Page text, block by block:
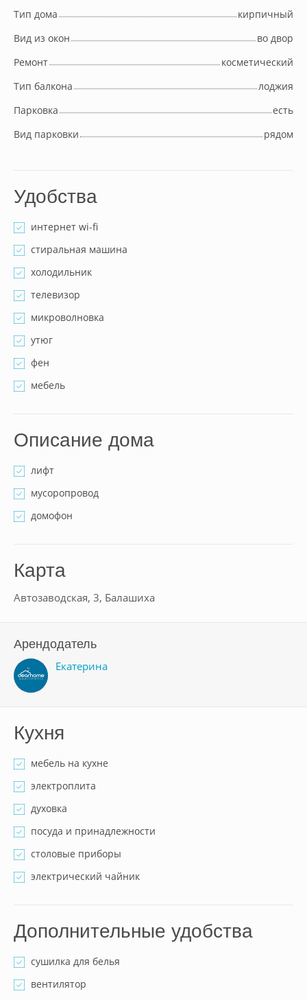
Тип дома
кирпичный
Вид из окон
во двор
Ремонт
косметический
Тип балкона
лоджия
Парковка
есть
Вид парковки
рядом
Удобства
интернет wi-fi
стиральная машина
холодильник
телевизор
микроволновка
утюг
фен
мебель
Описание дома
лифт
мусоропровод
домофон
Карта
Автозаводская, 3, Балашиха
Арендодатель
Екатерина
Кухня
мебель на кухне
электроплита
духовка
посуда и принадлежности
столовые приборы
электрический чайник
Дополнительные удобства
сушилка для белья
вентилятор